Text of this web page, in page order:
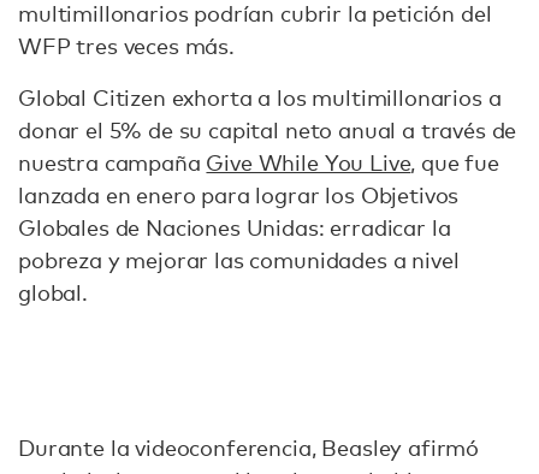
multimillonarios podrían cubrir la petición del
WFP tres veces más.
Global Citizen exhorta a los multimillonarios a
donar el 5% de su capital neto anual a través de
nuestra campaña Give While You Live, que fue
lanzada en enero para lograr los Objetivos
Globales de Naciones Unidas: erradicar la
pobreza y mejorar las comunidades a nivel
global.
Durante la videoconferencia, Beasley afirmó